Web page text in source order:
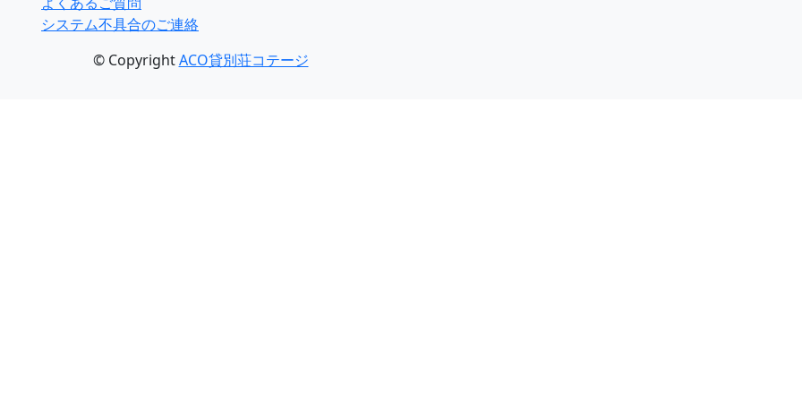
システム不具合のご連絡
© CopyrightACO貸別荘コテージ